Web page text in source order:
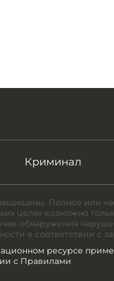
Криминал
Полное или
целях возможно
обнаружения
в соответствии с
ресурсе
с Правилами